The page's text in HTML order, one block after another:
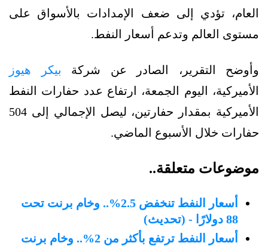
العام، تؤدي إلى ضعف الإمدادات بالأسواق على
مستوى العالم وتدعم أسعار النفط.
وأوضح التقرير، الصادر عن شركة بيكر هيوز
الأميركية، اليوم الجمعة، ارتفاع عدد حفارات النفط
الأميركية بمقدار حفارتين، ليصل الإجمالي إلى 504
حفارات خلال الأسبوع الماضي.
موضوعات متعلقة..
أسعار النفط تنخفض 2.5%.. وخام برنت تحت
88 دولارًا - (تحديث)
أسعار النفط ترتفع بأكثر من 2%.. وخام برنت